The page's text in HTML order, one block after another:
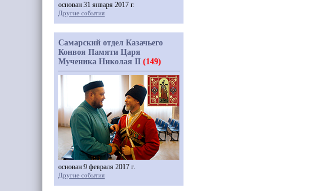
основан 31 января 2017 г.
Другие события
Самарский отдел Казачьего
Конвоя Памяти Царя
Мученика Николая II (149)
основан 9 февраля 2017 г.
Другие события